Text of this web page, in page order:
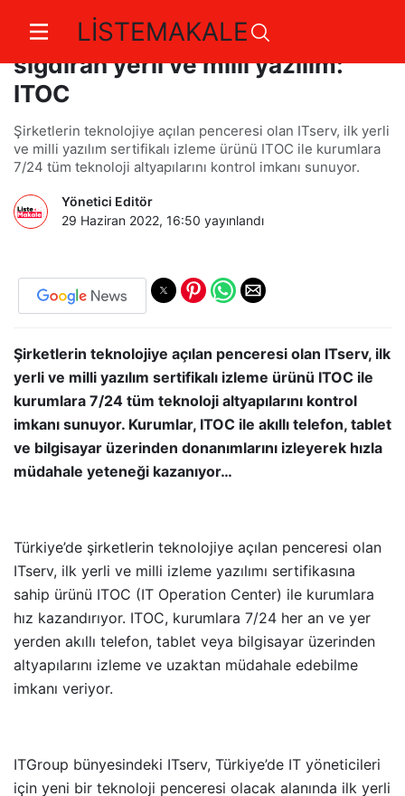
LİSTEMAKALE
Şirketlerin teknolojisini cebe
sığdıran yerli ve milli yazılım:
ITOC
Şirketlerin teknolojiye açılan penceresi olan ITserv, ilk yerli
ve milli yazılım sertifikalı izleme ürünü ITOC ile kurumlara
7/24 tüm teknoloji altyapılarını kontrol imkanı sunuyor.
Yönetici Editör
29 Haziran 2022, 16:50 yayınlandı
Şirketlerin teknolojiye açılan penceresi olan ITserv, ilk
yerli ve milli yazılım sertifikalı izleme ürünü ITOC ile
kurumlara 7/24 tüm teknoloji altyapılarını kontrol
imkanı sunuyor. Kurumlar, ITOC ile akıllı telefon, tablet
ve bilgisayar üzerinden donanımlarını izleyerek hızla
müdahale yeteneği kazanıyor…
Türkiye’de şirketlerin teknolojiye açılan penceresi olan
ITserv, ilk yerli ve milli izleme yazılımı sertifikasına
sahip ürünü ITOC (IT Operation Center) ile kurumlara
hız kazandırıyor. ITOC, kurumlara 7/24 her an ve yer
yerden akıllı telefon, tablet veya bilgisayar üzerinden
altyapılarını izleme ve uzaktan müdahale edebilme
imkanı veriyor.
ITGroup bünyesindeki ITserv, Türkiye’de IT yöneticileri
için yeni bir teknoloji penceresi olacak alanında ilk yerli